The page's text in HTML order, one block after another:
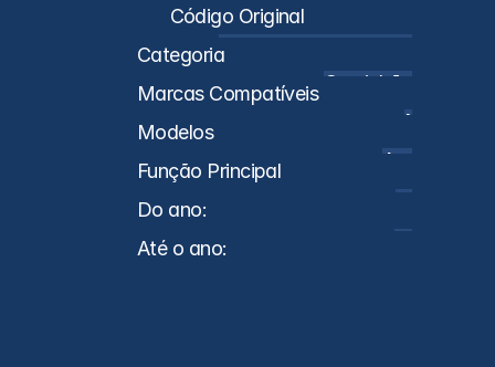
Código Original
A9798200461 \ A9798200361
Categoria
Caminhões
Marcas Compatíveis
MB
Modelos
Accelo
Função Principal
Do ano:
Até o ano: